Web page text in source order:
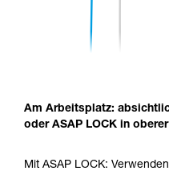
Am Arbeitsplatz:
oder ASAP LOCK in
Mit ASAP LOCK: